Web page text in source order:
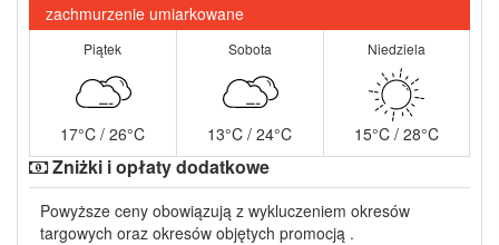
zachmurzenie umiarkowane
Piątek
17°C / 26°C
Sobota
13°C / 24°C
Niedziela
15°C / 28°C
Zniżki i opłaty dodatkowe
Powyższe ceny obowiązują z wykluczeniem okresów
targowych oraz okresów objętych promocją .